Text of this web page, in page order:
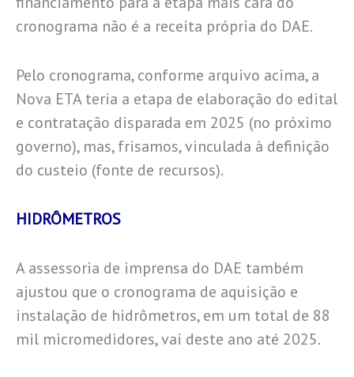
cronograma não é a receita própria do DAE.
Pelo cronograma, conforme arquivo acima, a
Nova ETA teria a etapa de elaboração do edital
e contratação disparada em 2025 (no próximo
governo), mas, frisamos, vinculada à definição
do custeio (fonte de recursos).
HIDRÔMETROS
A assessoria de imprensa do DAE também
ajustou que o cronograma de aquisição e
instalação de hidrômetros, em um total de 88
mil micromedidores, vai deste ano até 2025.